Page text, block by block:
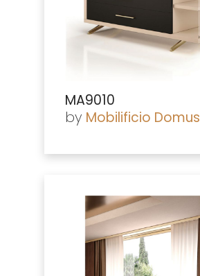
MA9010
by Mobilificio Domus